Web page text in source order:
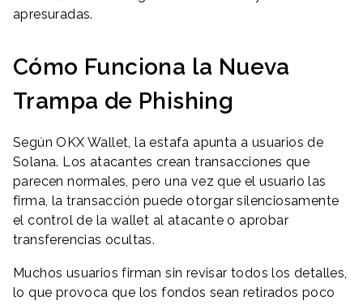
apresuradas.
Cómo Funciona la Nueva
Trampa de Phishing
Según OKX Wallet, la estafa apunta a usuarios de
Solana. Los atacantes crean transacciones que
parecen normales, pero una vez que el usuario las
firma, la transacción puede otorgar silenciosamente
el control de la wallet al atacante o aprobar
transferencias ocultas.
Muchos usuarios firman sin revisar todos los detalles,
lo que provoca que los fondos sean retirados poco